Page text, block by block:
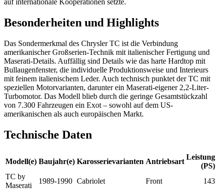
auf internationale Kooperationen setzte.
Besonderheiten und Highlights
Das Sondermerkmal des Chrysler TC ist die Verbindung
amerikanischer Großserien-Technik mit italienischer Fertigung und
Maserati-Details. Auffällig sind Details wie das harte Hardtop mit
Bullaugenfenster, die individuelle Produktionsweise und Interieurs
mit feinem italienischem Leder. Auch technisch punktet der TC mit
speziellen Motorvarianten, darunter ein Maserati-eigener 2,2-Liter-
Turbomotor. Das Modell blieb durch die geringe Gesamtstückzahl
von 7.300 Fahrzeugen ein Exot – sowohl auf dem US-
amerikanischen als auch europäischen Markt.
Technische Daten
Modell(e) Baujahr(e) Karosserievarianten Antriebsart
Leistung
(PS)
TC by
Maserati
1989-1990 Cabriolet Front 143